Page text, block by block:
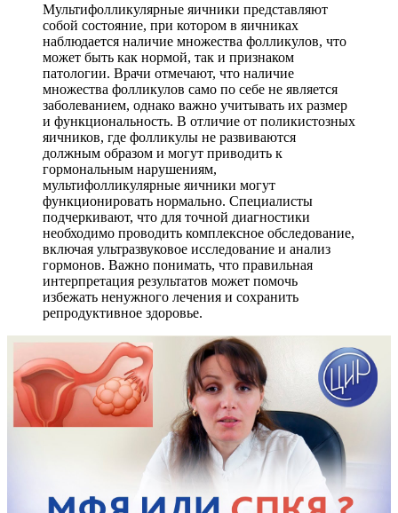
Мультифолликулярные яичники представляют
собой состояние, при котором в яичниках
наблюдается наличие множества фолликулов, что
может быть как нормой, так и признаком
патологии. Врачи отмечают, что наличие
множества фолликулов само по себе не является
заболеванием, однако важно учитывать их размер
и функциональность. В отличие от поликистозных
яичников, где фолликулы не развиваются
должным образом и могут приводить к
гормональным нарушениям,
мультифолликулярные яичники могут
функционировать нормально. Специалисты
подчеркивают, что для точной диагностики
необходимо проводить комплексное обследование,
включая ультразвуковое исследование и анализ
гормонов. Важно понимать, что правильная
интерпретация результатов может помочь
избежать ненужного лечения и сохранить
репродуктивное здоровье.